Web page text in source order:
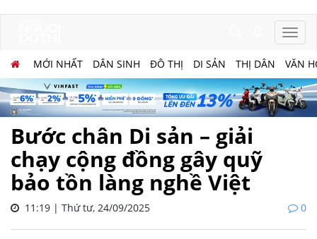
MỚI NHẤT DÂN SINH ĐÔ THỊ DI SẢN THỊ DÂN VĂN
Bước chân Di sản – giải
chạy cộng đồng gây quỹ
bảo tồn làng nghề Việt
11:19 | Thứ tư, 24/09/2025 0